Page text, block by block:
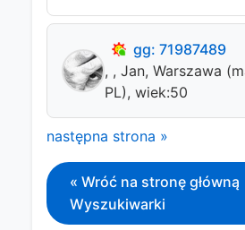
gg: 71987489
, , Jan, Warszawa
PL), wiek:50
następna strona »
« Wróć na stronę główną
Wyszukiwarki